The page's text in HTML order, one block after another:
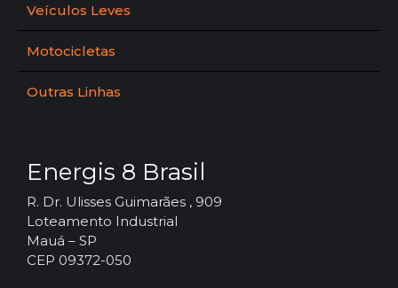
Veículos Leves
Motocicletas
Outras Linhas
Energis 8 Brasil
R. Dr. Ulisses Guimarães , 909
Loteamento Industrial
Mauá – SP
CEP 09372-050